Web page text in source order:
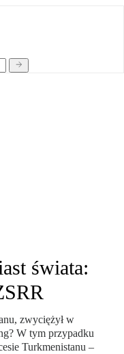
świata:
zwyciężył w
W tym przypadku
Turkmenistanu –